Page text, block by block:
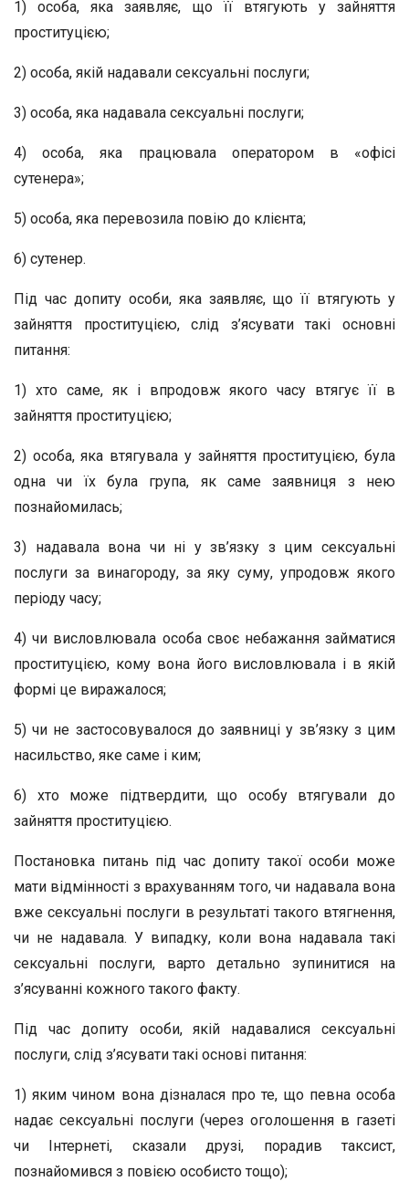
1) особа, яка заявляє, що її втягують у зайняття
проституцією;
2) особа, якій надавали сексуальні послуги;
3) особа, яка надавала сексуальні послуги;
4) особа, яка працювала оператором в «офісі
сутенера»;
5) особа, яка перевозила повію до клієнта;
6) сутенер.
Під час допиту особи, яка заявляє, що її втягують у
зайняття проституцією, слід з’ясувати такі основні
питання:
1) хто саме, як і впродовж якого часу втягує її в
зайняття проституцією;
2) особа, яка втягувала у зайняття проституцією, була
одна чи їх була група, як саме заявниця з нею
познайомилась;
3) надавала вона чи ні у зв’язку з цим сексуальні
послуги за винагороду, за яку суму, упродовж якого
періоду часу;
4) чи висловлювала особа своє небажання займатися
проституцією, кому вона його висловлювала і в якій
формі це виражалося;
5) чи не застосовувалося до заявниці у зв’язку з цим
насильство, яке саме і ким;
6) хто може підтвердити, що особу втягували до
зайняття проституцією.
Постановка питань під час допиту такої особи може
мати відмінності з врахуванням того, чи надавала вона
вже сексуальні послуги в результаті такого втягнення,
чи не надавала. У випадку, коли вона надавала такі
сексуальні послуги, варто детально зупинитися на
з’ясуванні кожного такого факту.
Під час допиту особи, якій надавалися сексуальні
послуги, слід з’ясувати такі основі питання:
1) яким чином вона дізналася про те, що певна особа
надає сексуальні послуги (через оголошення в газеті
чи Інтернеті, сказали друзі, порадив таксист,
познайомився з повією особисто тощо);